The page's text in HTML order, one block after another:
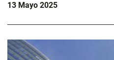
13 Mayo 2025